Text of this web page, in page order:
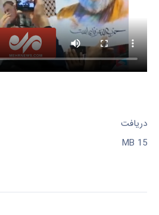
دریافت
15 MB